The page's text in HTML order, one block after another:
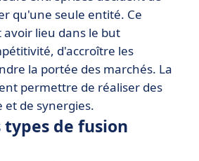
une entreprise
d'entreprise
sur les parties prenantes
pour gérer une
de fusions réussies
qu'une seule entité. Ce
lieu dans le but
d'accroître les
la portée des marchés. La
permettre de réaliser des
et de synergies.
de fusion